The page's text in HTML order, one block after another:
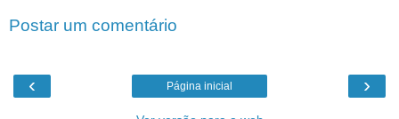
Postar um comentário
‹ ›
Página inicial